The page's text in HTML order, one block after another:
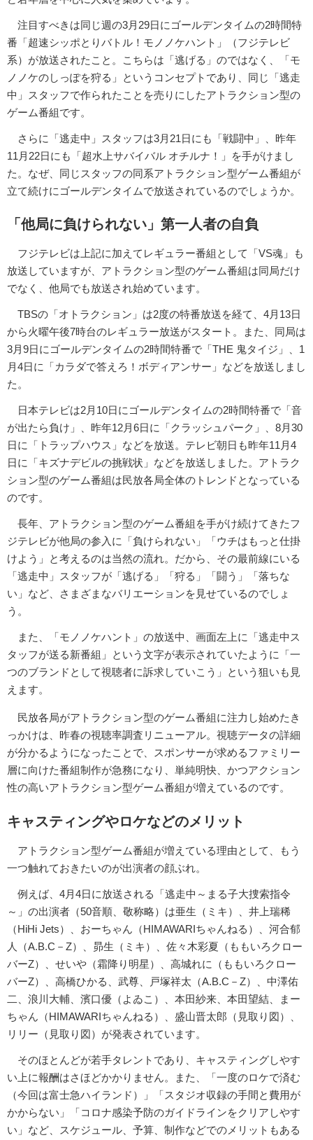
注目すべきは同じ週の3月29日にゴールデンタイムの2時間特
番「超速シッポとりバトル！モノノケハント」（フジテレビ
系）が放送されたこと。こちらは「逃げる」のではなく、「モ
ノノケのしっぽを狩る」というコンセプトであり、同じ「逃走
中」スタッフで作られたことを売りにしたアトラクション型の
ゲーム番組です。
さらに「逃走中」スタッフは3月21日にも「戦闘中」、昨年
11月22日にも「超水上サバイバル オチルナ！」を手がけまし
た。なぜ、同じスタッフの同系アトラクション型ゲーム番組が
立て続けにゴールデンタイムで放送されているのでしょうか。
「他局に負けられない」第一人者の自負
フジテレビは上記に加えてレギュラー番組として「VS魂」も
放送していますが、アトラクション型のゲーム番組は同局だけ
でなく、他局でも放送され始めています。
TBSの「オトラクション」は2度の特番放送を経て、4月13日
から火曜午後7時台のレギュラー放送がスタート。また、同局は
3月9日にゴールデンタイムの2時間特番で「THE 鬼タイジ」、1
月4日に「カラダで答えろ！ボディアンサー」などを放送しまし
た。
日本テレビは2月10日にゴールデンタイムの2時間特番で「音
が出たら負け」、昨年12月6日に「クラッシュパーク」、8月30
日に「トラップハウス」などを放送。テレビ朝日も昨年11月4
日に「キズナデビルの挑戦状」などを放送しました。アトラク
ション型のゲーム番組は民放各局全体のトレンドとなっている
のです。
長年、アトラクション型のゲーム番組を手がけ続けてきたフ
ジテレビが他局の参入に「負けられない」「ウチはもっと仕掛
けよう」と考えるのは当然の流れ。だから、その最前線にいる
「逃走中」スタッフが「逃げる」「狩る」「闘う」「落ちな
い」など、さまざまなバリエーションを見せているのでしょ
う。
また、「モノノケハント」の放送中、画面左上に「逃走中ス
タッフが送る新番組」という文字が表示されていたように「一
つのブランドとして視聴者に訴求していこう」という狙いも見
えます。
民放各局がアトラクション型のゲーム番組に注力し始めたき
っかけは、昨春の視聴率調査リニューアル。視聴データの詳細
が分かるようになったことで、スポンサーが求めるファミリー
層に向けた番組制作が急務になり、単純明快、かつアクション
性の高いアトラクション型ゲーム番組が増えているのです。
キャスティングやロケなどのメリット
アトラクション型ゲーム番組が増えている理由として、もう
一つ触れておきたいのが出演者の顔ぶれ。
例えば、4月4日に放送される「逃走中～まる子大捜索指令
～」の出演者（50音順、敬称略）は亜生（ミキ）、井上瑞稀
（HiHi Jets）、おーちゃん（HIMAWARIちゃんねる）、河合郁
人（A.B.C－Z）、昴生（ミキ）、佐々木彩夏（ももいろクロー
バーZ）、せいや（霜降り明星）、高城れに（ももいろクロー
バーZ）、高橋ひかる、武尊、戸塚祥太（A.B.C－Z）、中澤佑
二、浪川大輔、濱口優（よゐこ）、本田紗来、本田望結、まー
ちゃん（HIMAWARIちゃんねる）、盛山晋太郎（見取り図）、
リリー（見取り図）が発表されています。
そのほとんどが若手タレントであり、キャスティングしやす
い上に報酬はさほどかかりません。また、「一度のロケで済む
（今回は富士急ハイランド）」「スタジオ収録の手間と費用が
かからない」「コロナ感染予防のガイドラインをクリアしやす
い」など、スケジュール、予算、制作などでのメリットもある